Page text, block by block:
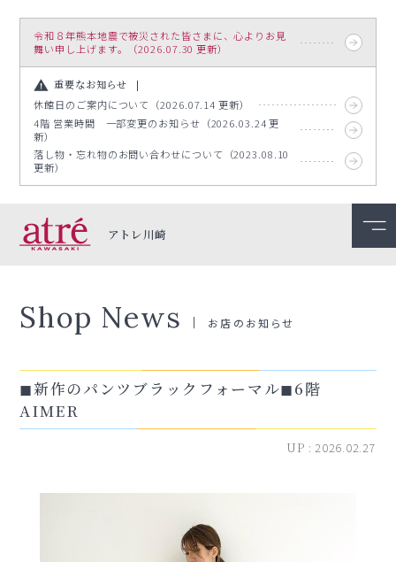
令和８年熊本地震で被災された皆さまに、心よりお見
舞い申し上げます。（2026.07.30 更新）
重要なお知らせ
休館日のご案内について（2026.07.14 更新）
4階 営業時間 一部変更のお知らせ（2026.03.24 更
新）
落し物・忘れ物のお問い合わせについて（2023.08.10
更新）
アトレ川崎
Shop News お店のお知らせ
◼︎新作のパンツブラックフォーマル◼︎6階
AIMER
UP :2026.02.27